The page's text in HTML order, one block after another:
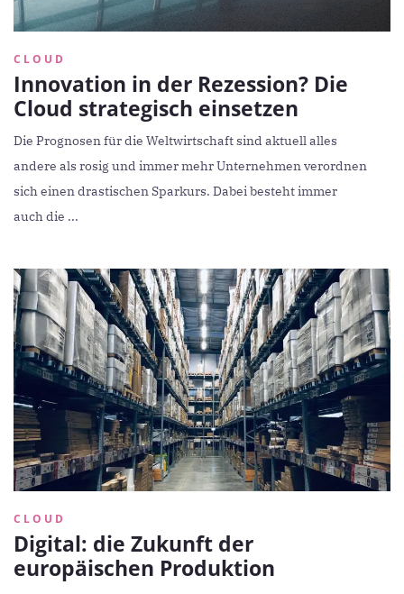
CLOUD
Innovation in der Rezession? Die
Cloud strategisch einsetzen
Die Prognosen für die Weltwirtschaft sind aktuell alles
andere als rosig und immer mehr Unternehmen verordnen
sich einen drastischen Sparkurs. Dabei besteht immer
auch die ...
CLOUD
Digital: die Zukunft der
europäischen Produktion